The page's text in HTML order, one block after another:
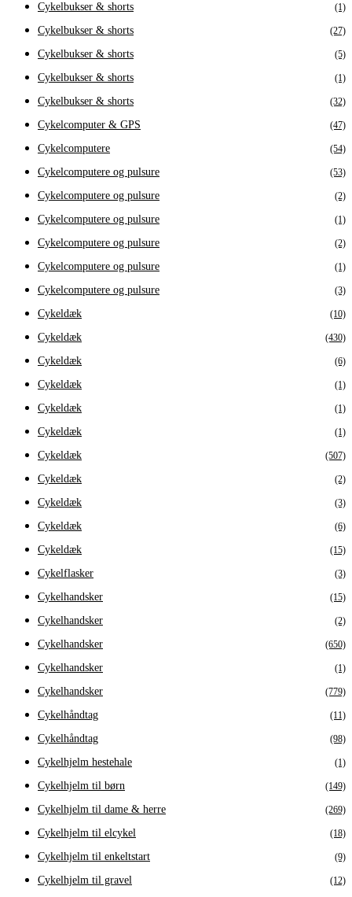
Cykelbukser & shorts (1)
Cykelbukser & shorts (27)
Cykelbukser & shorts (5)
Cykelbukser & shorts (1)
Cykelbukser & shorts (32)
Cykelcomputer & GPS (47)
Cykelcomputere (54)
Cykelcomputere og pulsure (53)
Cykelcomputere og pulsure (2)
Cykelcomputere og pulsure (1)
Cykelcomputere og pulsure (2)
Cykelcomputere og pulsure (1)
Cykelcomputere og pulsure (3)
Cykeldæk (10)
Cykeldæk (430)
Cykeldæk (6)
Cykeldæk (1)
Cykeldæk (1)
Cykeldæk (1)
Cykeldæk (507)
Cykeldæk (2)
Cykeldæk (3)
Cykeldæk (6)
Cykeldæk (15)
Cykelflasker (3)
Cykelhandsker (15)
Cykelhandsker (2)
Cykelhandsker (650)
Cykelhandsker (1)
Cykelhandsker (779)
Cykelhåndtag (11)
Cykelhåndtag (98)
Cykelhjelm hestehale (1)
Cykelhjelm til børn (149)
Cykelhjelm til dame & herre (269)
Cykelhjelm til elcykel (18)
Cykelhjelm til enkeltstart (9)
Cykelhjelm til gravel (12)